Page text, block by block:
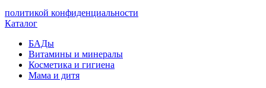
политикой конфиденциальности
Каталог
БАДы
Витамины и минералы
Косметика и гигиена
Мама и дитя